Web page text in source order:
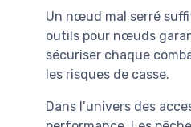
Un nœud mal serré
outils pour nœuds
sécuriser chaque
les risques de casse.
Dans l’univers des